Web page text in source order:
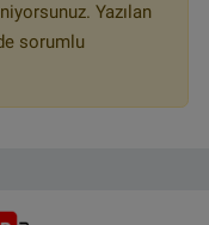
Yazılan
sorumlu